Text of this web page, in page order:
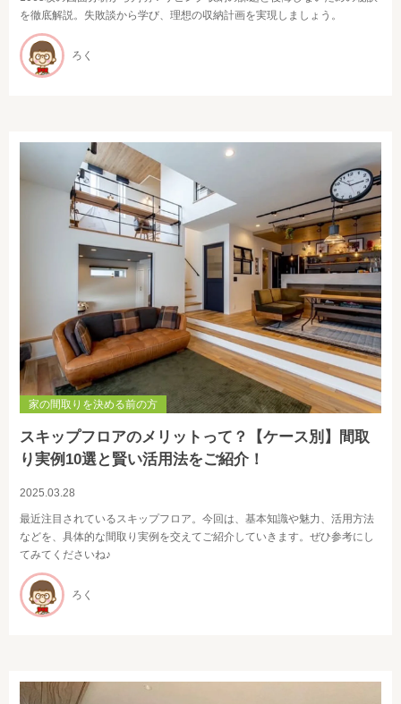
を徹底解説。失敗談から学び、理想の収納計画を実現しましょう。
ろく
家の間取りを決める前の方
スキップフロアのメリットって？【ケース別】間取
り実例10選と賢い活用法をご紹介！
2025.03.28
最近注目されているスキップフロア。今回は、基本知識や魅力、活用方法
などを、具体的な間取り実例を交えてご紹介していきます。ぜひ参考にし
てみてくださいね♪
ろく